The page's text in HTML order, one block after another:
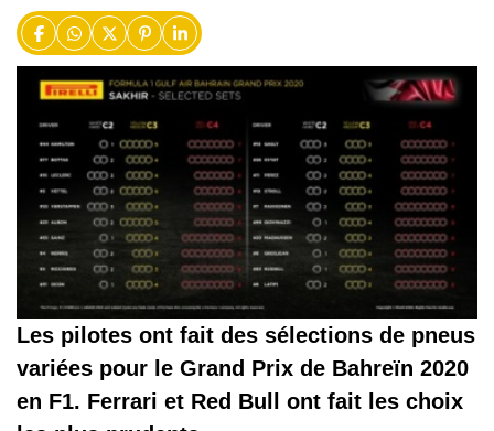
Les pilotes ont fait des sélections de pneus
variées pour le Grand Prix de Bahreïn 2020
en F1. Ferrari et Red Bull ont fait les choix